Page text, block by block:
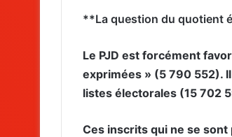
**La question du quotient
Le PJD est forcément
exprimées » (5 790 552).
listes électorales (15 702
Ces inscrits qui ne se